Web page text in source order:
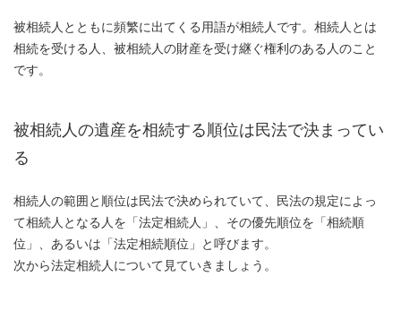
被相続人とともに頻繁に出てくる用語が相続人です。相続人とは
相続を受ける人、被相続人の財産を受け継ぐ権利のある人のこと
です。
被相続人の遺産を相続する順位は民法で決まってい
る
相続人の範囲と順位は民法で決められていて、民法の規定によっ
て相続人となる人を「法定相続人」、その優先順位を「相続順
位」、あるいは「法定相続順位」と呼びます。
次から法定相続人について見ていきましょう。